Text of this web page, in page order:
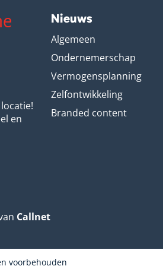
en
Nieuws
Algemeen
Ondernemerschap
Vermogensplanning
Zelfontwikkeling
Branded content
Callnet
voorbehouden